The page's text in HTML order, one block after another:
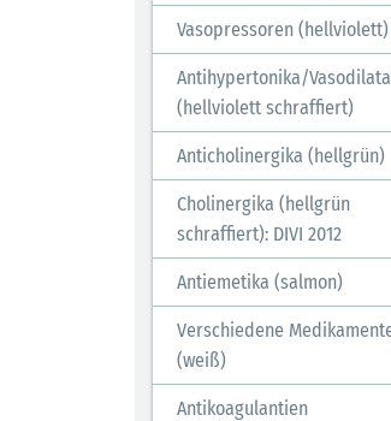
Vasopressoren (hellviolett)
Antihypertonika/
(hellviolett schraffiert)
Anticholinergika (hellgrün)
Cholinergika (hellgrün
schraffiert): DIVI 2012
Antiemetika (salmon)
Verschiedene
(weiß)
Antikoagulantien